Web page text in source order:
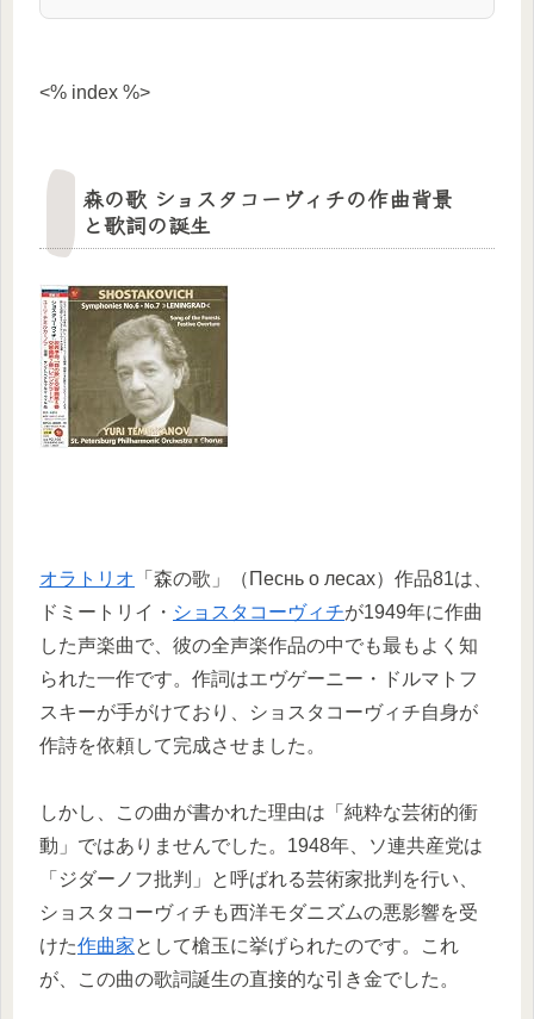
<% index %>
森の歌 ショスタコーヴィチの作曲背景
と歌詞の誕生
オラトリオ 「森の歌」（Песнь о лесах）作品81は、
ドミートリイ・ ショスタコーヴィチが1949年に作曲
した声楽曲で、彼の全声楽作品の中でも最もよく知
られた一作です。作詞はエヴゲーニー・ドルマトフ
スキーが手がけており、ショスタコーヴィチ自身が
作詩を依頼して完成させました。
しかし、この曲が書かれた理由は「純粋な芸術的衝
動」ではありませんでした。1948年、ソ連共産党は
「ジダーノフ批判」と呼ばれる芸術家批判を行い、
ショスタコーヴィチも西洋モダニズムの悪影響を受
けた作曲家として槍玉に挙げられたのです。これ
が、この曲の歌詞誕生の直接的な引き金でした。